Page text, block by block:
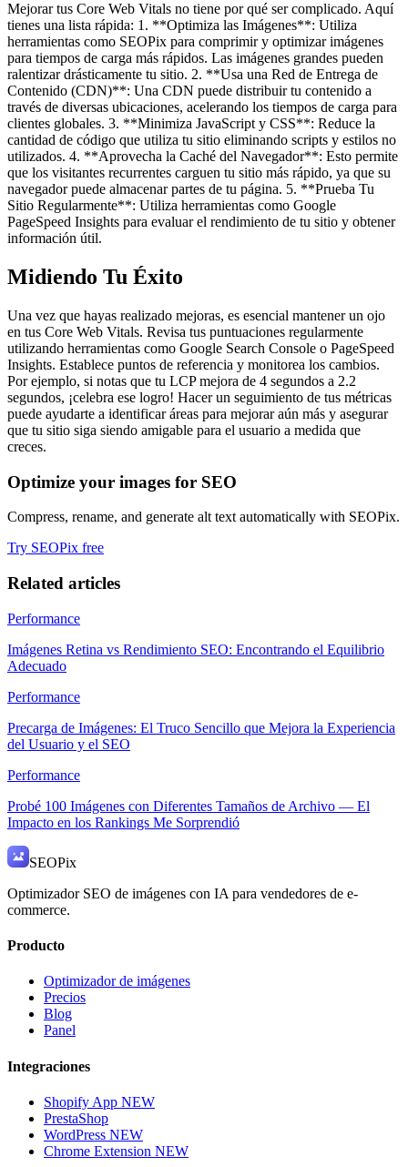
Mejorar tus Core Web Vitals no tiene por qué ser complicado. Aquí
tienes una lista rápida: 1. **Optimiza las Imágenes**: Utiliza
herramientas como SEOPix para comprimir y optimizar imágenes
para tiempos de carga más rápidos. Las imágenes grandes pueden
ralentizar drásticamente tu sitio. 2. **Usa una Red de Entrega de
Contenido (CDN)**: Una CDN puede distribuir tu contenido a
través de diversas ubicaciones, acelerando los tiempos de carga para
clientes globales. 3. **Minimiza JavaScript y CSS**: Reduce la
cantidad de código que utiliza tu sitio eliminando scripts y estilos no
utilizados. 4. **Aprovecha la Caché del Navegador**: Esto permite
que los visitantes recurrentes carguen tu sitio más rápido, ya que su
navegador puede almacenar partes de tu página. 5. **Prueba Tu
Sitio Regularmente**: Utiliza herramientas como Google
PageSpeed Insights para evaluar el rendimiento de tu sitio y obtener
información útil.
Midiendo Tu Éxito
Una vez que hayas realizado mejoras, es esencial mantener un ojo
en tus Core Web Vitals. Revisa tus puntuaciones regularmente
utilizando herramientas como Google Search Console o PageSpeed
Insights. Establece puntos de referencia y monitorea los cambios.
Por ejemplo, si notas que tu LCP mejora de 4 segundos a 2.2
segundos, ¡celebra ese logro! Hacer un seguimiento de tus métricas
puede ayudarte a identificar áreas para mejorar aún más y asegurar
que tu sitio siga siendo amigable para el usuario a medida que
creces.
Optimize your images for SEO
Compress, rename, and generate alt text automatically with SEOPix.
Try SEOPix free
Related articles
Performance
Imágenes Retina vs Rendimiento SEO: Encontrando el Equilibrio
Adecuado
Performance
Precarga de Imágenes: El Truco Sencillo que Mejora la Experiencia
del Usuario y el SEO
Performance
Probé 100 Imágenes con Diferentes Tamaños de Archivo — El
Impacto en los Rankings Me Sorprendió
SEOPix
Optimizador SEO de imágenes con IA para vendedores de e-
commerce.
Producto
Optimizador de imágenes
Precios
Blog
Panel
Integraciones
Shopify App NEW
PrestaShop
WordPress NEW
Chrome Extension NEW